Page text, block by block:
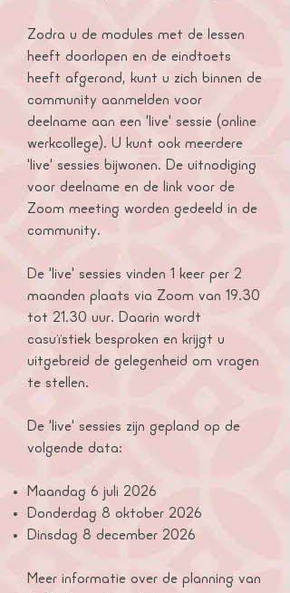
Zodra u de modules met de lessen
heeft doorlopen en de eindtoets
heeft afgerond, kunt u zich binnen de
community aanmelden voor
deelname aan een 'live' sessie (online
werkcollege). U kunt ook meerdere
'live' sessies bijwonen. De uitnodiging
voor deelname en de link voor de
Zoom meeting worden gedeeld in de
community.
De 'live' sessies vinden 1 keer per 2
maanden plaats via Zoom van 19.30
tot 21.30 uur. Daarin wordt
casuïstiek besproken en krijgt u
uitgebreid de gelegenheid om vragen
te stellen.
De 'live' sessies zijn gepland op de
volgende data:
Maandag 6 juli 2026
Donderdag 8 oktober 2026
Dinsdag 8 december 2026
Meer informatie over de planning van